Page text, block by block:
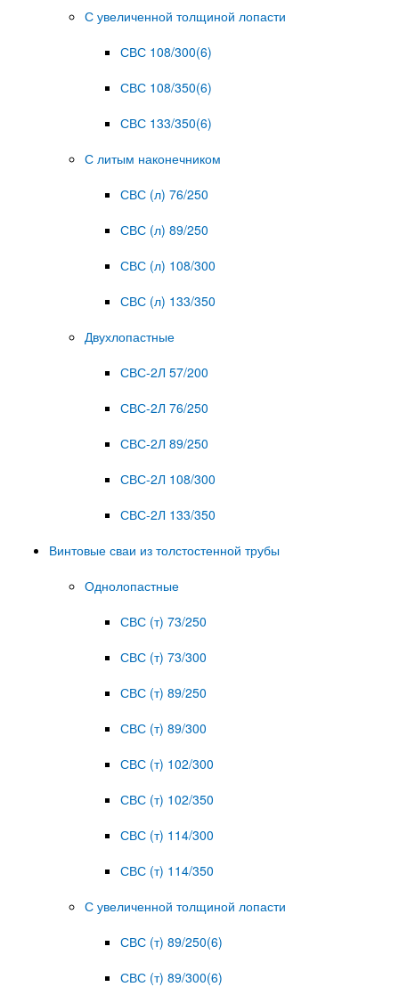
С увеличенной толщиной лопасти
СВС 108/300(6)
СВС 108/350(6)
СВС 133/350(6)
С литым наконечником
СВС (л) 76/250
СВС (л) 89/250
СВС (л) 108/300
СВС (л) 133/350
Двухлопастные
СВС-2Л 57/200
СВС-2Л 76/250
СВС-2Л 89/250
СВС-2Л 108/300
СВС-2Л 133/350
Винтовые сваи из толстостенной трубы
Однолопастные
СВС (т) 73/250
СВС (т) 73/300
СВС (т) 89/250
СВС (т) 89/300
СВС (т) 102/300
СВС (т) 102/350
СВС (т) 114/300
СВС (т) 114/350
С увеличенной толщиной лопасти
СВС (т) 89/250(6)
СВС (т) 89/300(6)